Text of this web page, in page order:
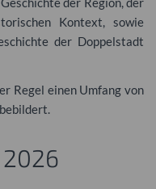
Kontext, sowie
der Doppelstadt
Regel einen Umfang von